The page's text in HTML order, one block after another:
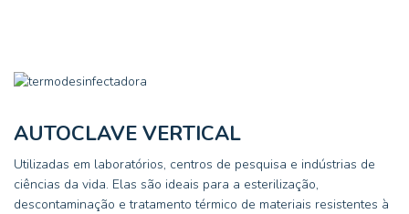
AUTOCLAVE VERTICAL
Utilizadas em laboratórios, centros de pesquisa e indústrias de
ciências da vida. Elas são ideais para a esterilização,
descontaminação e tratamento térmico de materiais resistentes à